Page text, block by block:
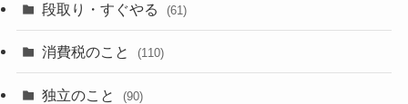
段取り・すぐやる (61)
消費税のこと (110)
独立のこと (90)